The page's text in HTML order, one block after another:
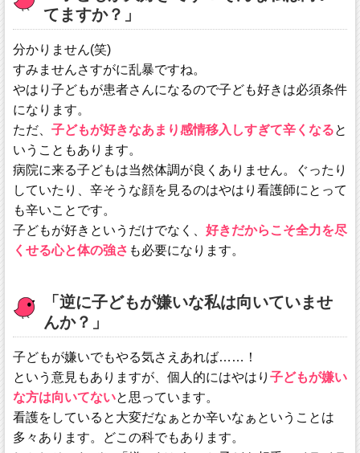
てますか？」
分かりません(笑)
すみませんさすがに乱暴ですね。
やはり子どもが患者さんになるので子ども好きは必須条件
になります。
ただ、 子どもが好きなあまり感情移入しすぎて辛くなると
いうこともあります。
病院に来る子どもは当然体調が良くありません。ぐったり
していたり、辛そうな顔を見るのはやはり看護師にとって
も辛いことです。
子どもが好きというだけでなく、 好きだからこそ全力を尽
くせる心と体の強さ も必要になります。
「逆に子どもが嫌いな私は向いていませ
んか？」
子どもが嫌いでもやる気さえあれば……！
という意見もありますが、個人的にはやはり 子どもが嫌い
な方は向いてないと思っています。
看護をしていると大変だなぁとか辛いなぁということは
多々あります。どこの科でもあります。